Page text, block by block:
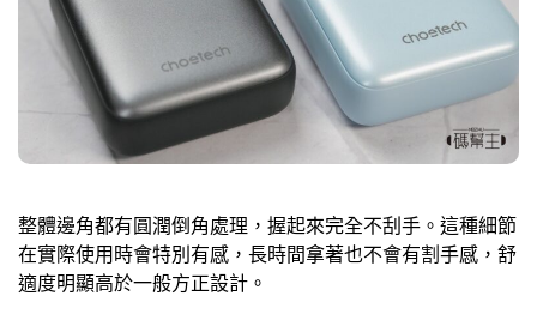
整體邊角都有圓潤倒角處理，握起來完全不刮手。這種細節
在實際使用時會特別有感，長時間拿著也不會有割手感，舒
適度明顯高於一般方正設計。